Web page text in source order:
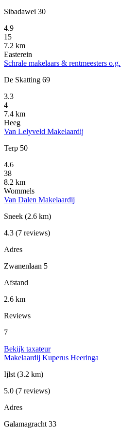
Sibadawei 30
4.9
15
7.2 km
Easterein
Schrale makelaars & rentmeesters o.g.
De Skatting 69
3.3
4
7.4 km
Heeg
Van Lelyveld Makelaardij
Terp 50
4.6
38
8.2 km
Wommels
Van Dalen Makelaardij
Sneek (2.6 km)
4.3 (7 reviews)
Adres
Zwanenlaan 5
Afstand
2.6 km
Reviews
7
Bekijk taxateur
Makelaardij Kuperus Heeringa
Ijlst (3.2 km)
5.0 (7 reviews)
Adres
Galamagracht 33